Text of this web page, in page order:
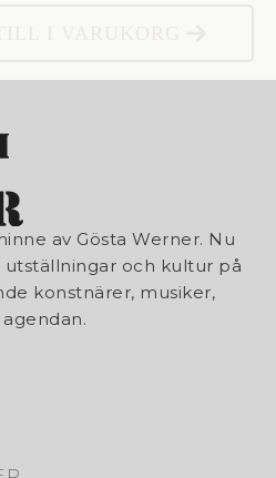
av Gösta Werner. Nu
och kultur på
konstnärer, musiker,